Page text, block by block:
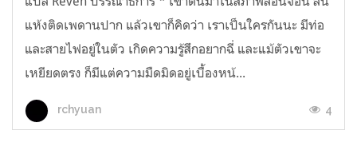
แห้งติดเพดานปาก แล้วเขาก็คิดว่า เราเป็นใครกันนะ มีท่อ
และสายไฟอยู่ในตัว เกิดความรู้สึกอยากฉี่ และแม้ตัวเขาจะ
เหยียดตรง ก็มีแต่ความมืดมิดอยู่เบื้องหน้...
rchyuan 4